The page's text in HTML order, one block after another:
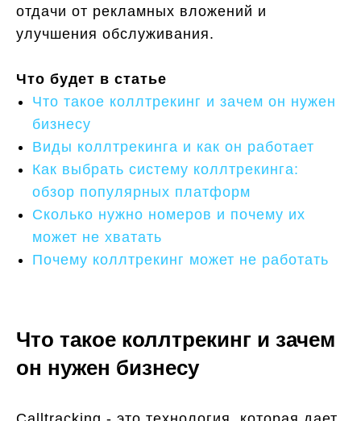
отдачи от рекламных вложений и
улучшения обслуживания.
Что будет в статье
Что такое коллтрекинг и зачем он нужен
бизнесу
Виды коллтрекинга и как он работает
Как выбрать систему коллтрекинга:
обзор популярных платформ
Сколько нужно номеров и почему их
может не хватать
Почему коллтрекинг может не работать
Что такое коллтрекинг и зачем
он нужен бизнесу